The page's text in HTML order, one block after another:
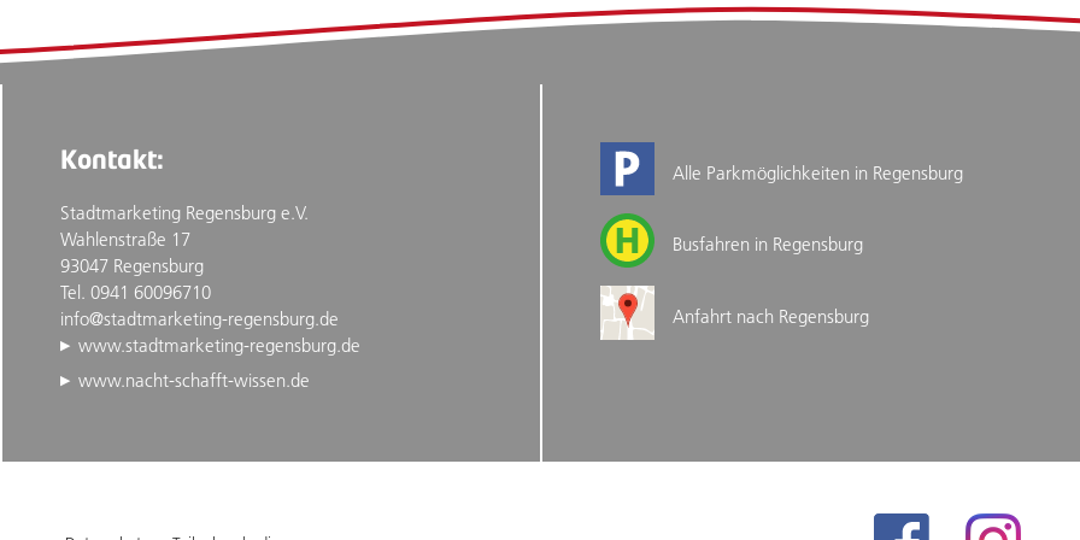
Kontakt:
Stadtmarketing Regensburg e.V.
Wahlenstraße 17
93047 Regensburg
Tel. 0941 60096710
info@stadtmarketing-regensburg.de
www.stadtmarketing-regensburg.de
www.nacht-schafft-wissen.de
Alle Parkmöglichkeiten in Regensburg
Busfahren in Regensburg
Anfahrt nach Regensburg